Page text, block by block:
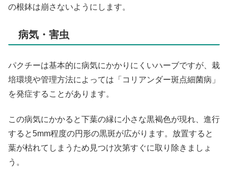
の根鉢は崩さないようにします。
病気・害虫
パクチーは基本的に病気にかかりにくいハーブですが、栽
培環境や管理方法によっては「コリアンダー斑点細菌病」
を発症することがあります。
この病気にかかると下葉の縁に小さな黒褐色が現れ、進行
すると5mm程度の円形の黒斑が広がります。放置すると
葉が枯れてしまうため見つけ次第すぐに取り除きましょ
う。